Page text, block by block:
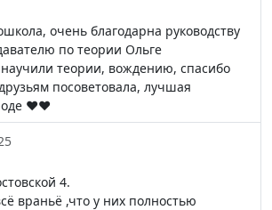
очень благодарна руководству
по теории Ольге
теории, вождению, спасибо
посоветовала, лучшая
❤️❤️
4.
враньё ,что у них полностью